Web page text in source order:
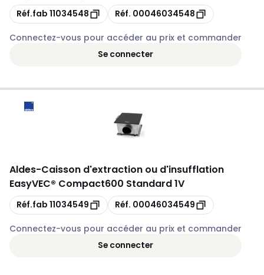
Copie
Réf.fab 11034548 Copie
Réf. 00046034548
Connectez-vous pour accéder au prix et commander
Se connecter
Aldes-Caisson d'extraction ou d'insufflation
EasyVEC® Compact600 Standard 1V
Copie
Réf.fab 11034549 Copie
Réf. 00046034549
Connectez-vous pour accéder au prix et commander
Se connecter